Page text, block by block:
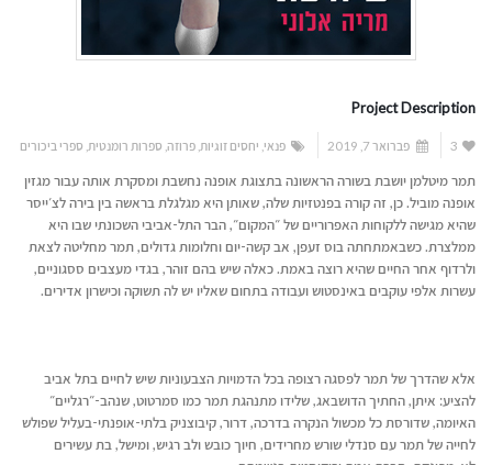
Project Description
3 פברואר 7, 2019 פנאי יחסים זוגיות ,פרוזה ספרות רומנטית ספרי ביכורים
תמר מיטלמן יושבת בשורה הראשונה בתצוגת אופנה נחשבת ומסקרת אותה עבור מגזין
אופנה מוביל. כן, זה קורה בפנטזיות שלה, שאותן היא מגלגלת בראשה בין בירה לצ׳ייסר
שהיא מגישה ללקוחות האפרוריים של ״המקום״, הבר התל-אביבי השכונתי שבו היא
ממלצרת. כשבאמתחתה בוס זעפן, אב קשה-יום וחלומות גדולים, תמר מחליטה לצאת
ולרדוף אחר החיים שהיא רוצה באמת. כאלה שיש בהם זוהר, בגדי מעצבים ססגוניים,
עשרות אלפי עוקבים באינסטוש ועבודה בתחום שאליו יש לה תשוקה וכישרון אדירים.
אלא שהדרך של תמר לפסגה רצופה בכל הדמויות הצבעוניות שיש לחיים בתל אביב
להציע: איתן, החתיך הדושבאג, שלידו מתנהגת תמר כמו סמרטוט, שנהב-״רגליים״
האיומה, שדורסת כל מכשול הנקרה בדרכה, דרור, קיבוצניק בלתי-אופנתי-בעליל שפולש
לחייה של תמר עם סנדלי שורש מחרידים, חיוך כובש ולב רגיש, ומישל, בת עשירים